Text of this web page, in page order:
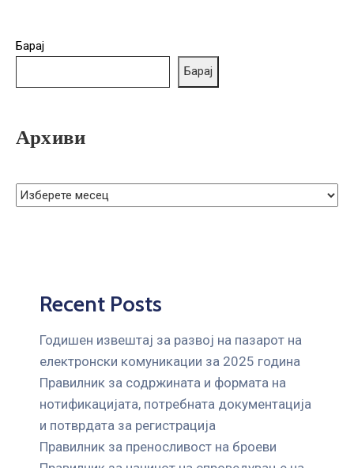
ЗА
ЈАВНИ
Барај
Барај
Архиви
Recent Posts
Годишен извештај за развој на пазарот на
електронски комуникации за 2025 година
Правилник за содржината и формата на
нотификацијата, потребната документација
и потврдата за регистрација
Правилник за преносливост на броеви